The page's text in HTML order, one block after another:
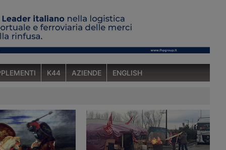
K44 AZIENDE ENGLISH